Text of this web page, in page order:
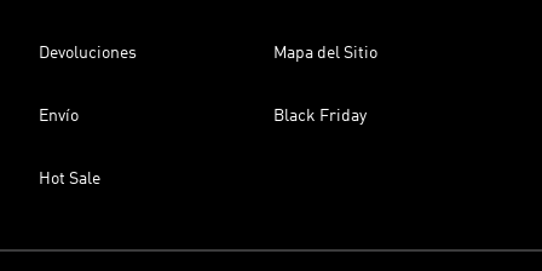
Devoluciones Mapa del Sitio
Envío Black Friday
Hot Sale